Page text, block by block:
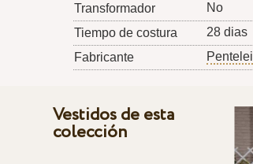
Transformador
No
Tiempo de costura
28 dias
Fabricante
Pentelei
Vestidos de esta
colección